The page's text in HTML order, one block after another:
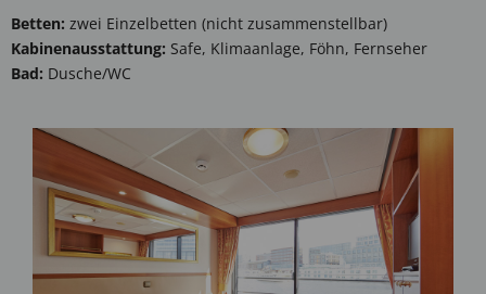
Betten: zwei Einzelbetten (nicht zusammenstellbar)
Kabinenausstattung: Safe, Klimaanlage, Föhn, Fernseher
Bad: Dusche/WC